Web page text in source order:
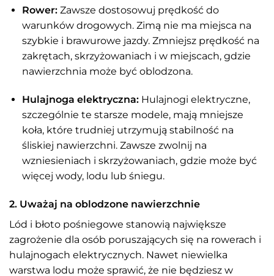
Rower:Zawsze dostosowuj prędkość do
warunków drogowych. Zimą nie ma miejsca na
szybkie i brawurowe jazdy. Zmniejsz prędkość na
zakrętach, skrzyżowaniach i w miejscach, gdzie
nawierzchnia może być oblodzona.
Hulajnoga elektryczna:Hulajnogi elektryczne,
szczególnie te starsze modele, mają mniejsze
koła, które trudniej utrzymują stabilność na
śliskiej nawierzchni. Zawsze zwolnij na
wzniesieniach i skrzyżowaniach, gdzie może być
więcej wody, lodu lub śniegu.
2. Uważaj na oblodzone nawierzchnie
Lód i błoto pośniegowe stanowią największe
zagrożenie dla osób poruszających się na rowerach i
hulajnogach elektrycznych. Nawet niewielka
warstwa lodu może sprawić, że nie będziesz w